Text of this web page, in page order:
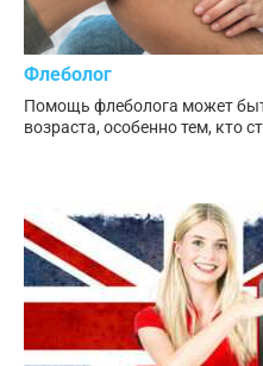
Флеболог
Помощь флеболога может
возраста, особенно тем, кто